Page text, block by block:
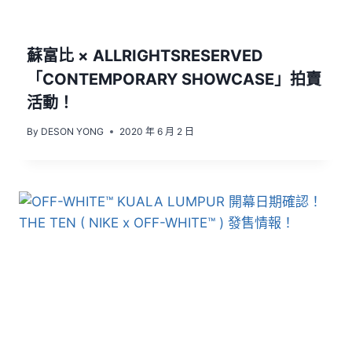
蘇富比 × ALLRIGHTSRESERVED
「CONTEMPORARY SHOWCASE」拍賣
活動！
By DESON YONG 2020 年 6 月 2 日